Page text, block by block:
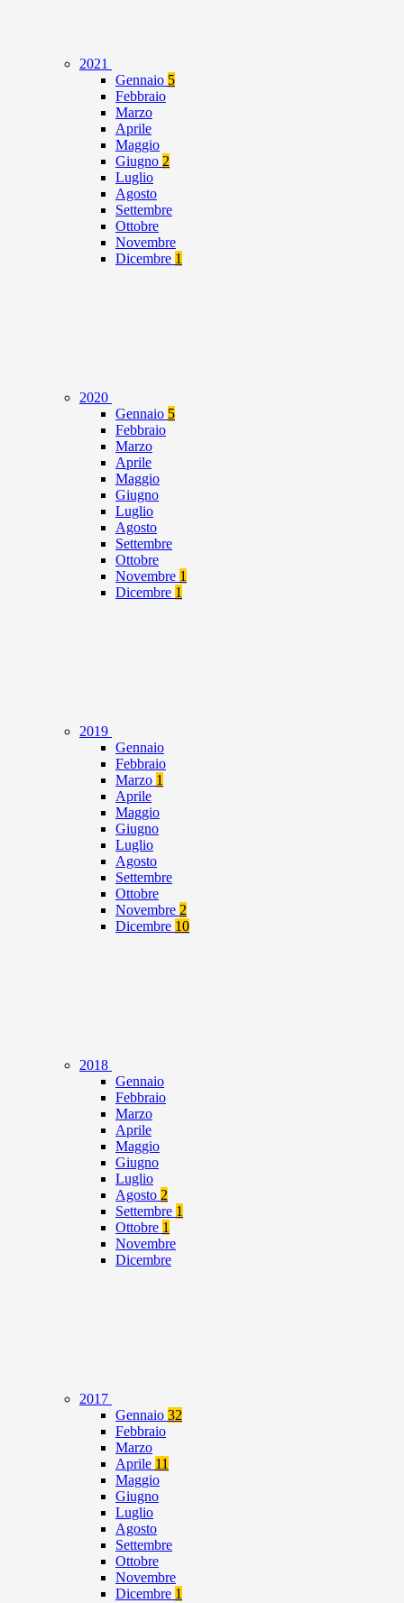
2021
Gennaio 5
Febbraio
Marzo
Aprile
Maggio
Giugno 2
Luglio
Agosto
Settembre
Ottobre
Novembre
Dicembre 1
2020
Gennaio 5
Febbraio
Marzo
Aprile
Maggio
Giugno
Luglio
Agosto
Settembre
Ottobre
Novembre 1
Dicembre 1
2019
Gennaio
Febbraio
Marzo 1
Aprile
Maggio
Giugno
Luglio
Agosto
Settembre
Ottobre
Novembre 2
Dicembre 10
2018
Gennaio
Febbraio
Marzo
Aprile
Maggio
Giugno
Luglio
Agosto 2
Settembre 1
Ottobre 1
Novembre
Dicembre
2017
Gennaio 32
Febbraio
Marzo
Aprile 11
Maggio
Giugno
Luglio
Agosto
Settembre
Ottobre
Novembre
Dicembre 1